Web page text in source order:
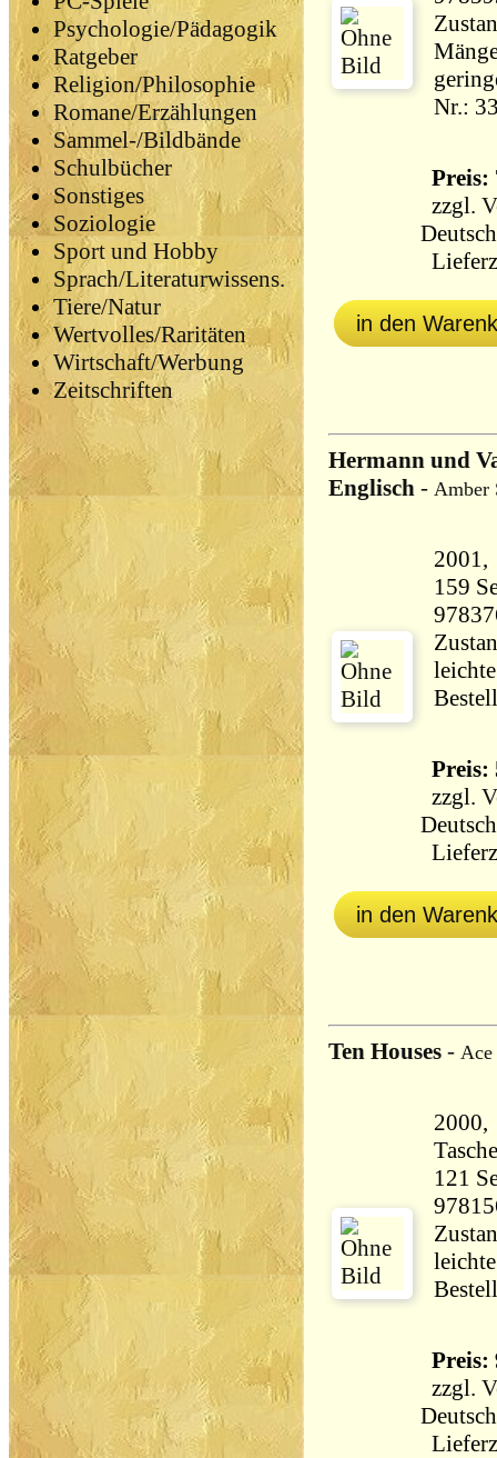
Psychologie/Pädagogik
Ratgeber
Religion/Philosophie
Romane/Erzählungen
Sammel-/Bildbände
Schulbücher
Sonstiges
Soziologie
Sport und Hobby
Sprach/Literaturwissens.
Tiere/Natur
Wertvolles/Raritäten
Wirtschaft/Werbung
Zeitschriften
Nr.:
Preis:
zzgl.
in den
Hermann und
Englisch - Amber
159 Seiten
Preis:
zzgl.
in den
Ten Houses - Ace
121 Seiten
Preis:
zzgl.